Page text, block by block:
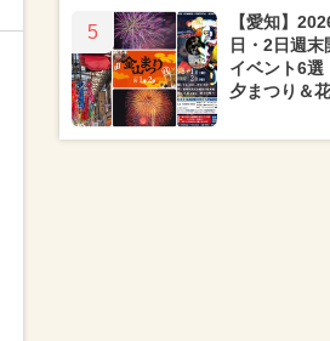
5
【愛知】
日・2日週
イベント6選
夕まつり＆